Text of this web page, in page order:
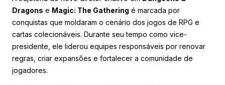
Dragons e Magic: The Gathering é marcada por
conquistas que moldaram o cenário dos jogos de RPG e
cartas colecionáveis. Durante seu tempo como vice-
presidente, ele liderou equipes responsáveis por renovar
regras, criar expansões e fortalecer a comunidade de
jogadores.